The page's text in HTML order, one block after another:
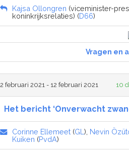
Kajsa Ollongren (viceminister-
koninkrijksrelaties) (D66)
Vragen en
2 februari 2021 - 12 februari 2021 10
Het bericht ‘Onverwacht
Corinne Ellemeet (GL ), Nevin
Kuiken (PvdA)